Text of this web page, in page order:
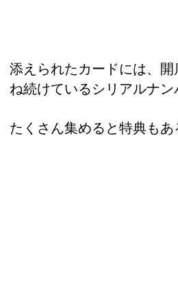
添えられたカードには、
ね続けているシリアルナン
たくさん集めると特典もあ